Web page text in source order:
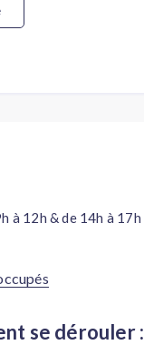
à 12h & de 14h à 17h
se dérouler :